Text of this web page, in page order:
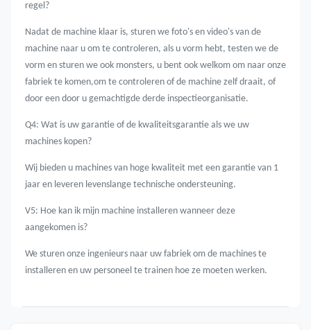
regel?
Nadat de machine klaar is, sturen we foto's en video's van de
machine naar u om te controleren, als u vorm hebt, testen we de
vorm en sturen we ook monsters, u bent ook welkom om naar onze
fabriek te komen,om te controleren of de machine zelf draait, of
door een door u gemachtigde derde inspectieorganisatie.
Q4: Wat is uw garantie of de kwaliteitsgarantie als we uw
machines kopen?
Wij bieden u machines van hoge kwaliteit met een garantie van 1
jaar en leveren levenslange technische ondersteuning.
V5: Hoe kan ik mijn machine installeren wanneer deze
aangekomen is?
We sturen onze ingenieurs naar uw fabriek om de machines te
installeren en uw personeel te trainen hoe ze moeten werken.